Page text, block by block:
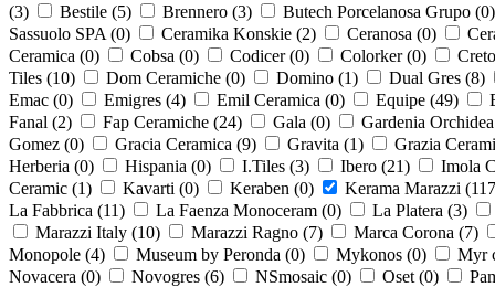
(3) Bestile (5) Brennero (3) Butech Porcelanosa Grupo (0)
Sassuolo SPA (0) Ceramika Konskie (2) Ceranosa (0)
Ceramica (0) Cobsa (0) Codicer (0) Colorker (0)
Tiles (10) Dom Ceramiche (0) Domino (1) Dual Gres (8)
Emac (0) Emigres (4) Emil Ceramica (0) Equipe (49)
Fanal (2) Fap Ceramiche (24) Gala (0)
Gardenia
Gomez (0) Gracia Ceramica (9) Gravita (1)
Grazia
Herberia (0) Hispania (0) I.Tiles (3) Ibero (21)
Imola
Ceramic (1) Kavarti (0) Keraben (0) Kerama Marazzi (117
La Fabbrica (11) La Faenza Monoceram (0) La Platera (3)
Marazzi Italy (10) Marazzi Ragno (7) Marca Corona (7)
Monopole (4) Museum by Peronda (0) Mykonos (0)
Myr
Novacera (0) Novogres (6) NSmosaic (0) Oset (0)